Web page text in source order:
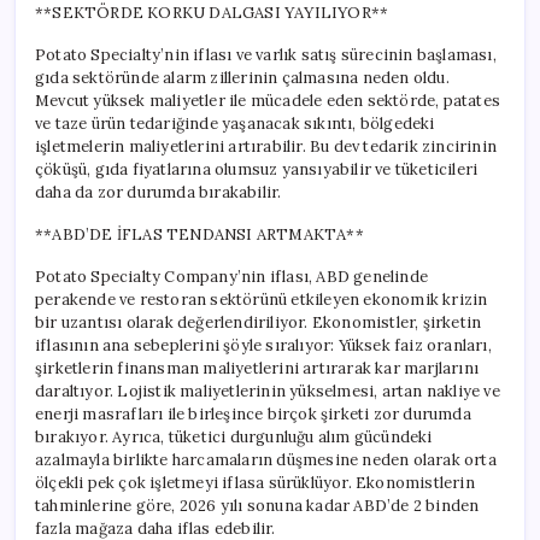
**SEKTÖRDE KORKU DALGASI YAYILIYOR**
Potato Specialty’nin iflası ve varlık satış sürecinin başlaması,
gıda sektöründe alarm zillerinin çalmasına neden oldu.
Mevcut yüksek maliyetler ile mücadele eden sektörde, patates
ve taze ürün tedariğinde yaşanacak sıkıntı, bölgedeki
işletmelerin maliyetlerini artırabilir. Bu dev tedarik zincirinin
çöküşü, gıda fiyatlarına olumsuz yansıyabilir ve tüketicileri
daha da zor durumda bırakabilir.
**ABD’DE İFLAS TENDANSI ARTMAKTA**
Potato Specialty Company’nin iflası, ABD genelinde
perakende ve restoran sektörünü etkileyen ekonomik krizin
bir uzantısı olarak değerlendiriliyor. Ekonomistler, şirketin
iflasının ana sebeplerini şöyle sıralıyor: Yüksek faiz oranları,
şirketlerin finansman maliyetlerini artırarak kar marjlarını
daraltıyor. Lojistik maliyetlerinin yükselmesi, artan nakliye ve
enerji masrafları ile birleşince birçok şirketi zor durumda
bırakıyor. Ayrıca, tüketici durgunluğu alım gücündeki
azalmayla birlikte harcamaların düşmesine neden olarak orta
ölçekli pek çok işletmeyi iflasa sürüklüyor. Ekonomistlerin
tahminlerine göre, 2026 yılı sonuna kadar ABD’de 2 binden
fazla mağaza daha iflas edebilir.